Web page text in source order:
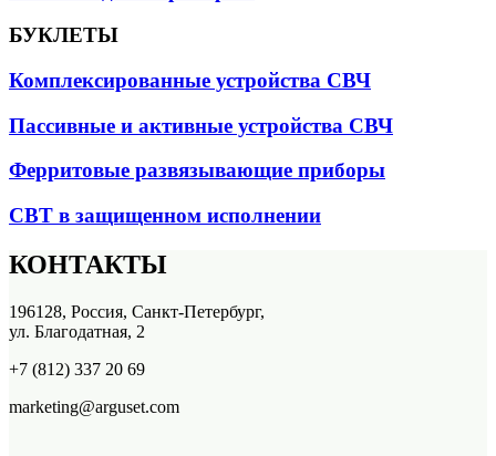
БУКЛЕТЫ
Комплексированные устройства СВЧ
Пассивные и активные устройства СВЧ
Ферритовые развязывающие приборы
СВТ в защищенном исполнении
КОНТАКТЫ
196128, Россия, Санкт-Петербург,
ул. Благодатная, 2
+7 (812) 337 20 69
marketing@arguset.com